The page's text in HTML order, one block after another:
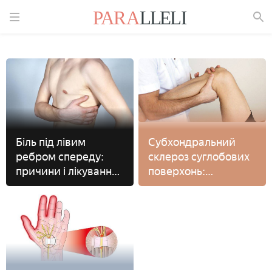
Біль під лівим
ребром спереду:
причини і лікування
ниючих і різких
відчуттів
Субхондральний
склероз суглобових
поверхонь:
лікування,